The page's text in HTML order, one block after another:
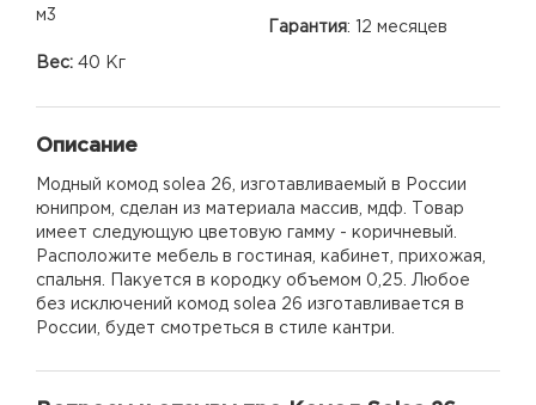
м3
Гарантия: 12 месяцев
Вес: 40 Кг
Описание
Модный комод solea 26, изготавливаемый в России
юнипром, сделан из материала массив, мдф. Товар
имеет следующую цветовую гамму - коричневый.
Расположите мебель в гостиная, кабинет, прихожая,
спальня. Пакуется в кородку объемом 0,25. Любое
без исключений комод solea 26 изготавливается в
России, будет смотреться в стиле кантри.